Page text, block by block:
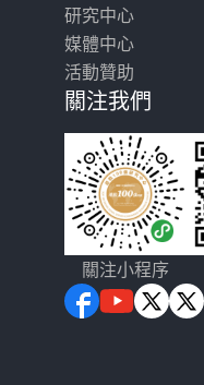
研究中心
媒體中心
活動贊助
關注我們
關注小程序